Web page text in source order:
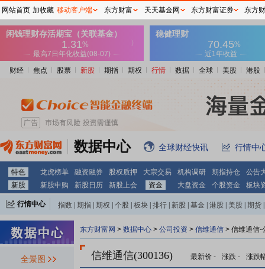
财经 焦点 股票 新股 期指 期权 行情 数据 全球 美股 港股
数据中心 全球财经快讯 行情中
特色 龙虎榜单 融资融券 股权质押 大宗交易 机构调研 期指持仓
公告
新股
新股申购 新股日历 新股上会 资金 大盘资金 个股资金 板块
行情中心 指数 期指 期权 个股 板块 排行 新股 基金 港股 美股 期货
全景图
东方财富网 > 数据中心 > 公司投资 > 信维通信 > 信维通信-
信维通信(300136) 最新价 - 涨跌 - 涨跌
网站首页 加收藏 移动客户端 东方财富 天天基金网 东方财富证券 东方